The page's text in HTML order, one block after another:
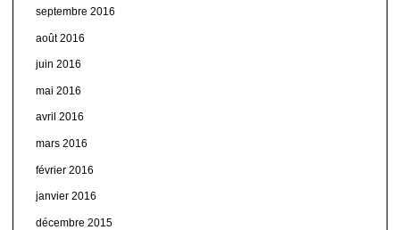
septembre 2016
août 2016
juin 2016
mai 2016
avril 2016
mars 2016
février 2016
janvier 2016
décembre 2015